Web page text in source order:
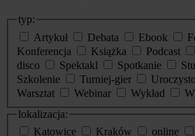
typ:
Artykuł
Debata Ebook
Konferencja
Książka Podcast
disco
Spektakl Spotkanie
Szkolenie
Turniej-gier
Warsztat
Webinar Wykład
lokalizacja:
Katowice
Kraków online